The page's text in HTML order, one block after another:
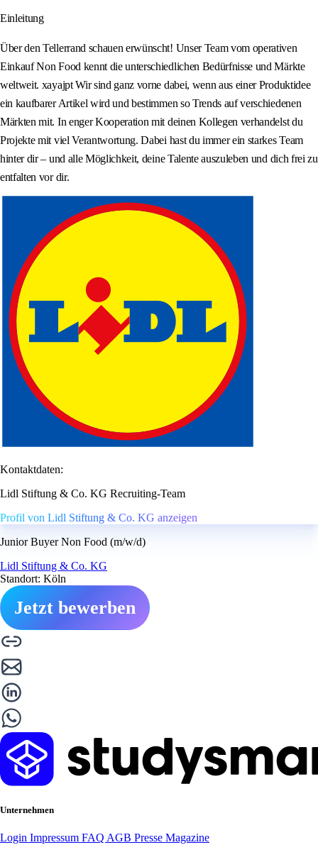
Einleitung
Über den Tellerrand schauen erwünscht! Unser Team vom operativen
Einkauf Non Food kennt die unterschiedlichen Bedürfnisse und Märkte
weltweit. xayajpt Wir sind ganz vorne dabei, wenn aus einer Produktidee
ein kaufbarer Artikel wird und bestimmen so Trends auf verschiedenen
Märkten mit. In enger Kooperation mit deinen Kollegen verhandelst du
Projekte mit viel Verantwortung. Dabei hast du immer ein starkes Team
hinter dir – und alle Möglichkeit, deine Talente auszuleben und dich frei zu
entfalten vor dir.
Kontaktdaten:
Lidl Stiftung & Co. KG Recruiting-Team
Profil von Lidl Stiftung & Co. KG anzeigen
Junior Buyer Non Food (m/w/d)
Lidl Stiftung & Co. KG
Standort: Köln
Jetzt bewerben
Unternehmen
Login Impressum FAQ AGB Presse Magazine